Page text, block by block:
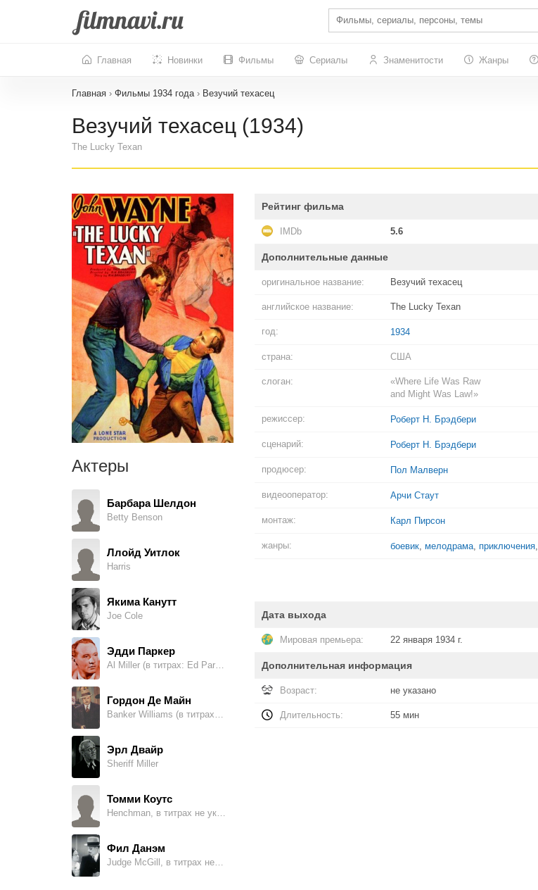
Главная Новинки Фильмы Сериалы Знаменитости Жанры
Главная › Фильмы 1934 года › Везучий техасец
Везучий техасец (1934)
The Lucky Texan
Актеры
Барбара Шелдон
Betty Benson
Ллойд Уитлок
Harris
Якима Канутт
Joe Cole
Эдди Паркер
Гордон Де Майн
Эрл Двайр
Sheriff Miller
Томми Коутс
Фил Данэм
Рейтинг фильма
IMDb 5.6
Дополнительные данные
оригинальное название: Везучий техасец
английское название: The Lucky Texan
год: 1934
страна: США
слоган:
«Where Life Was Raw
and Might Was Law!»
режиссер: Роберт Н. Брэдбери
сценарий: Роберт Н. Брэдбери
продюсер: Пол Малверн
видеооператор: Арчи Стаут
монтаж: Карл Пирсон
жанры: боевик, мелодрама, приключения,
Дата выхода
Мировая премьера: 22 января 1934 г.
Дополнительная информация
Возраст: не указано
Длительность: 55 мин